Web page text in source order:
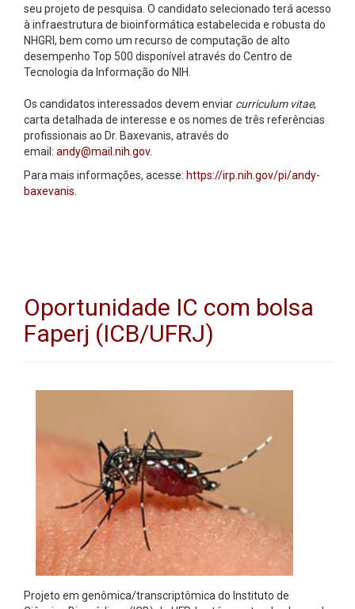
seu projeto de pesquisa. O candidato selecionado terá acesso
à infraestrutura de bioinformática estabelecida e robusta do
NHGRI, bem como um recurso de computação de alto
desempenho Top 500 disponível através do Centro de
Tecnologia da Informação do NIH.
Os candidatos interessados ​​devem enviar curriculum vitae,
carta detalhada de interesse e os nomes de três referências
profissionais ao Dr. Baxevanis, através do
email: andy@mail.nih.gov.
Para mais informações, acesse: https://irp.nih.gov/pi/andy-
baxevanis.
Oportunidade IC com bolsa
Faperj (ICB/UFRJ)
Projeto em genômica/transcriptômica do Instituto de